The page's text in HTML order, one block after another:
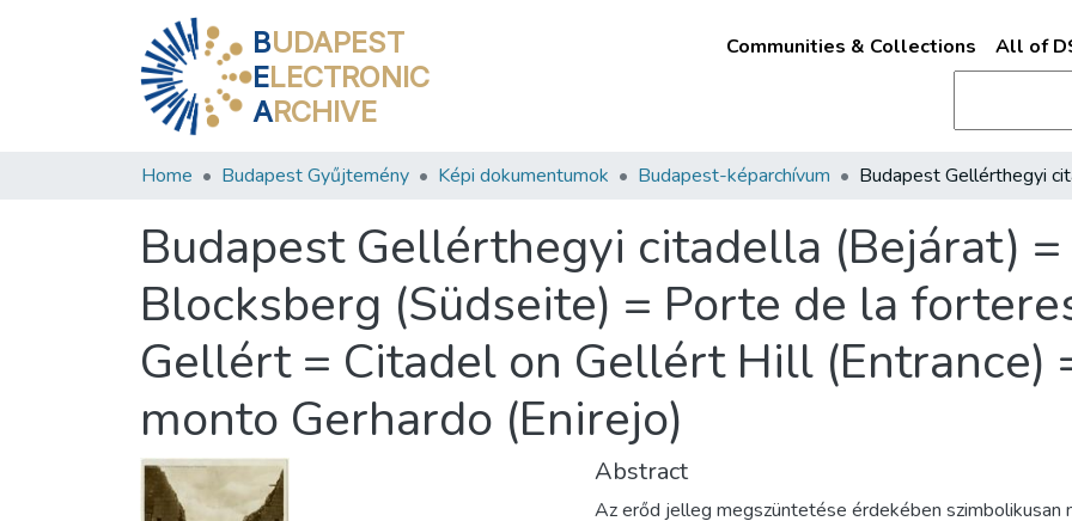
BUDAPEST
ELECTRONIC
ARCHIVE
Communities & Collections All of
Home Budapest Gyűjtemény Képi dokumentumok Budapest-képarchívum
Budapest Gellérthegyi citadella (Bejárat)
Blocksberg (Südseite) = Porte de la
Gellért = Citadel on Gellért Hill (Entrance)
monto Gerhardo (Enirejo)
Abstract
Az erőd jelleg megszüntetése érdekében szimbolikusan